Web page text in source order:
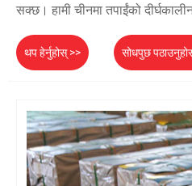
सक्छ। हामी चीनमा तपाईंको
थप हेर्नुहोस् >> सोधपुछ